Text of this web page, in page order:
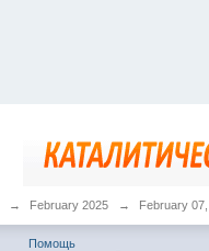
→ February 2025 → February
Помощь